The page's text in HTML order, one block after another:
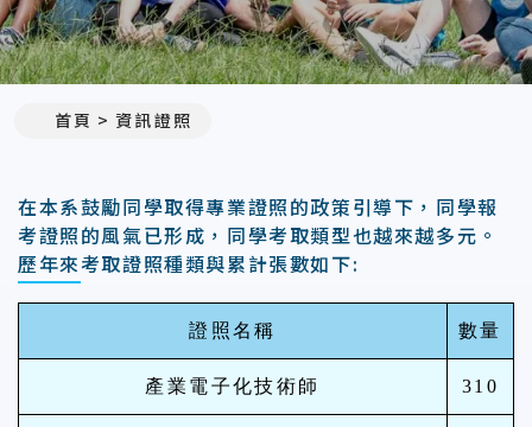
首頁 資訊證照
在本系鼓勵同學取得專業證照的政策引導下，同學報
考證照的風氣已形成，同學考取類型也越來越多元。
歷年來考取證照種類與累計張數如下:
證照名稱 數量
產業電子化技術師 310